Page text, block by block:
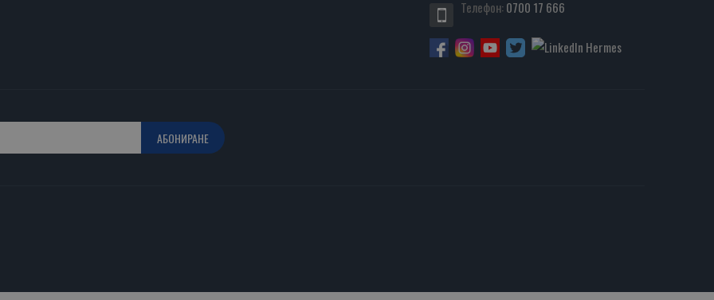
Телефон:0700 17 666
АБОНИРАНЕ